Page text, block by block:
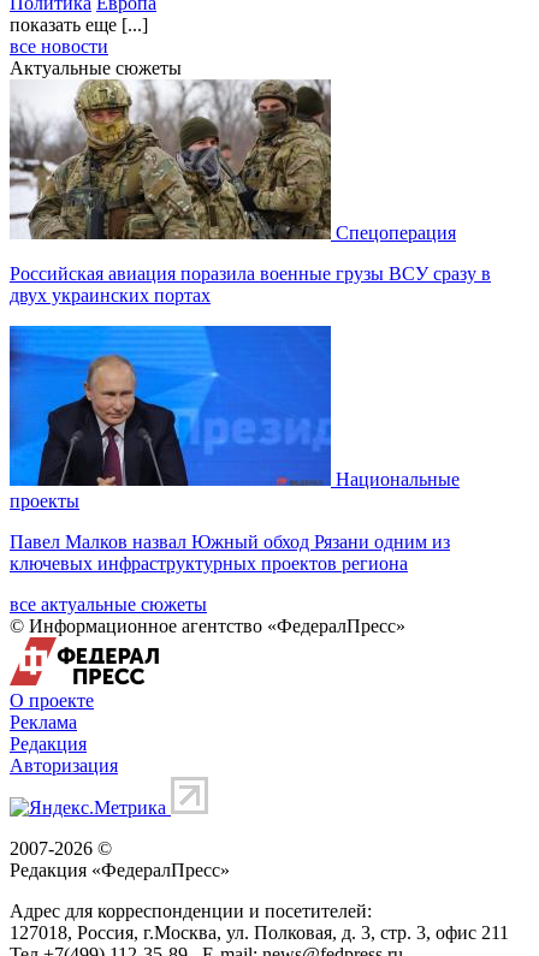
показать еще [...]
все новости
Актуальные сюжеты
Спецоперация
Российская авиация поразила военные грузы ВСУ сразу в
двух украинских портах
Национальные
проекты
Павел Малков назвал Южный обход Рязани одним из
ключевых инфраструктурных проектов региона
все актуальные сюжеты
© Информационное агентство «ФедералПресс»
О проекте
Реклама
Редакция
Авторизация
2007-2026 ©
Редакция «ФедералПресс»
Адрес для корреспонденции и посетителей:
127018, Россия, г.Москва, ул. Полковая, д. 3, стр. 3, офис 211